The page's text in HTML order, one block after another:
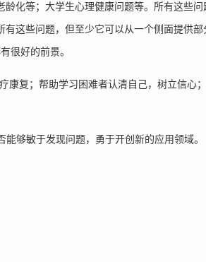
化等；大学生心理健康问题等。所有这些问
这些问题，但至少它可以从一个侧面提供部
很好的前景。
康复；帮助学习困难者认清自己，树立信心
够敏于发现问题，勇于开创新的应用领域。